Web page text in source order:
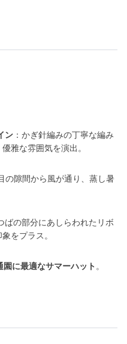
ン ：かぎ針編みの丁寧な編み
雅な雰囲気を演出。
の隙間から風が通り、蒸し暑
ばの部分にあしらわれたリボ
をプラス。
に最適なサマーハット 。